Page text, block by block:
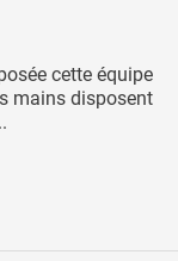
cette équipe
mains disposent